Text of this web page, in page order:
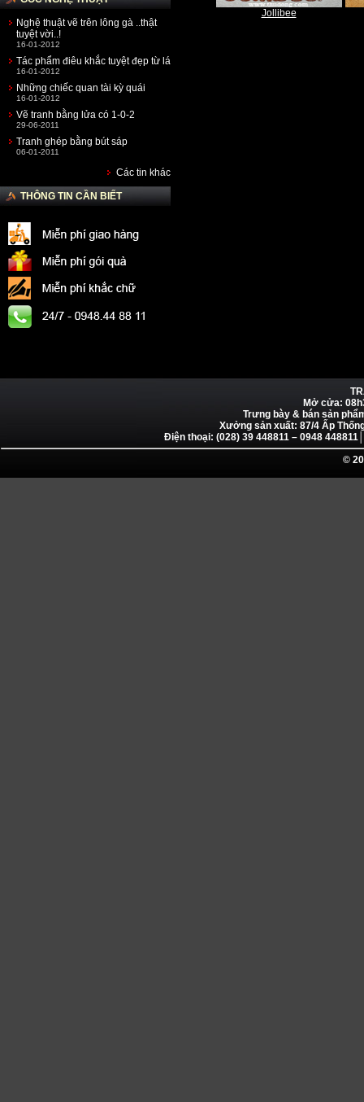
Nghệ thuật vẽ trên lông gà ..thật
tuyệt vời..!
16-01-2012
Tác phẩm điêu khắc tuyệt đẹp từ lá
16-01-2012
Những chiếc quan tài kỳ quái
16-01-2012
Vẽ tranh bằng lửa có 1-0-2
29-06-2011
Tranh ghép bằng bút sáp
06-01-2011
Các tin khác
THÔNG TIN CẦN BIẾT
Jollibee
Mở cửa:
Trưng bày & bán sản
Xưởng sản xuất: 87/4 Ấp
Điện thoại: (028) 39 448811 – 0948
©